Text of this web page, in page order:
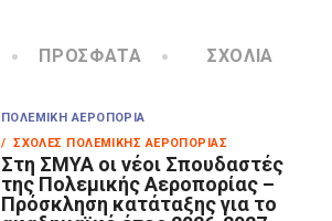
ΠΡΌΣΦΑΤΑ ΣΧΌΛΙΑ
ΠΟΛΕΜΙΚΉ ΑΕΡΟΠΟΡΊΑ
/ ΣΧΟΛΈΣ ΠΟΛΕΜΙΚΉΣ ΑΕΡΟΠΟΡΊΑΣ
Στη ΣΜΥΑ οι νέοι Σπουδαστές
της Πολεμικής Αεροπορίας –
Πρόσκληση κατάταξης για το